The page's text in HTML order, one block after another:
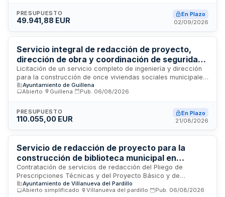
de Paterna destinada a la implantación de un Centro de
Atención Urgente de funcionamiento veinticuatro horas,
de Vilanova-Llíria.
PRESUPUESTO
49.941,88 EUR
En Plazo
02/09/2026
Servicio integral de redacción de proyecto,
dirección de obra y coordinación de seguridad
para construcción de viviendas sociales
municipales en Las Pajanosas
Licitación de un servicio completo de ingeniería y dirección
para la construcción de once viviendas sociales municipales
en la localidad de Las Pajanosas. El contrato incluye la
redacción del proyecto básico y de ejecución, la
obra, la dirección de ejecución y la coordinación de
seguridad y salud durante toda la fase de construcción. El
acreditada en trabajos de naturaleza similar durante los
últimos cinco años.
Ayuntamiento de Guillena
Abierto
Guillena Pub. 06/08/2026
PRESUPUESTO
110.055,00 EUR
En Plazo
21/08/2026
Servicio de redacción de proyecto para la
construcción de biblioteca municipal en
Villanueva del Pardillo
Contratación de servicios de redacción del Pliego de
Prescripciones Técnicas y del Proyecto Básico y de
Ejecución para la construcción de una nueva biblioteca
municipal. El Ayuntamiento de Villanueva del Pardillo licita
Ayuntamiento de Villanueva del Pardillo
Abierto simplificado
Villanueva del pardillo Pub. 06/08/2026